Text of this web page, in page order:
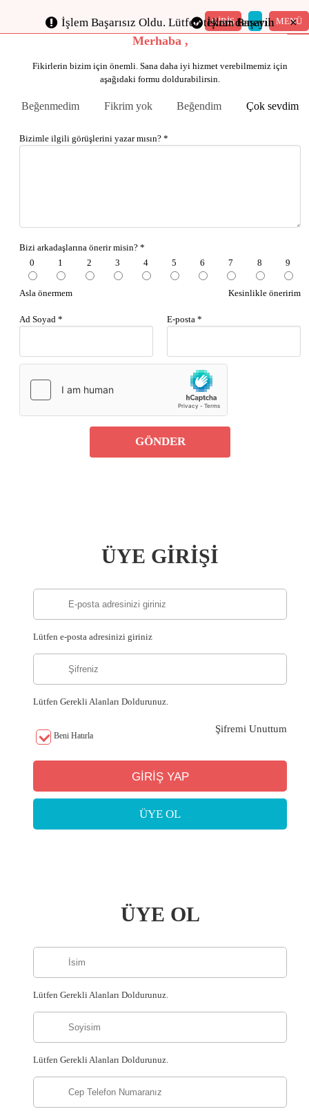
MENÜ
GİRİŞ ×
Merhaba ,
Fikirlerin bizim için önemli. Sana daha iyi hizmet verebilmemiz için
aşağıdaki formu doldurabilirsin.
Beğenmedim Fikrim yok Beğendim Çok sevdim
Bizimle ilgili görüşlerini yazar mısın? *
Bizi arkadaşlarına önerir misin? *
0
1 2 3 4 5 6 7 8 9
Asla önermem Kesinlikle öneririm
Ad Soyad * E-posta *
GÖNDER
×
ÜYE GİRİŞİ
Lütfen e-posta adresinizi giriniz
Lütfen Gerekli Alanları Doldurunuz.
Beni Hatırla
Şifremi Unuttum
ÜYE OL
×
ÜYE OL
Lütfen Gerekli Alanları Doldurunuz.
Lütfen Gerekli Alanları Doldurunuz.
×
İşlem Başarılı ×
İşlem Başarısız Oldu. Lütfen tekrar deneyin ×